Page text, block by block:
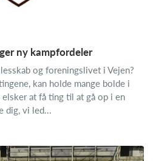
ny kampfordeler
og foreningslivet i Vejen?
kan holde mange bolde i
at få ting til at gå op i en
dig, vi led...